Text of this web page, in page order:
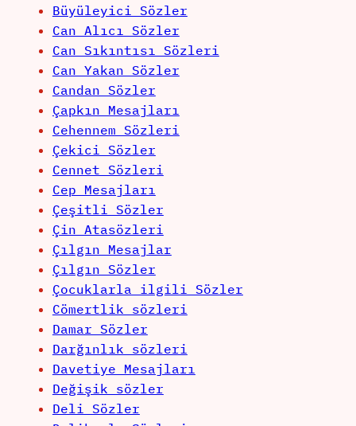
Büyüleyici Sözler
Can Alıcı Sözler
Can Sıkıntısı Sözleri
Can Yakan Sözler
Candan Sözler
Çapkın Mesajları
Cehennem Sözleri
Çekici Sözler
Cennet Sözleri
Cep Mesajları
Çeşitli Sözler
Çin Atasözleri
Çılgın Mesajlar
Çılgın Sözler
Çocuklarla ilgili Sözler
Cömertlik sözleri
Damar Sözler
Darğınlık sözleri
Davetiye Mesajları
Değişik sözler
Deli Sözler